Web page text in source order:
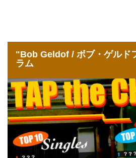
"Bob Geldof / ボブ・ゲルド
ラム